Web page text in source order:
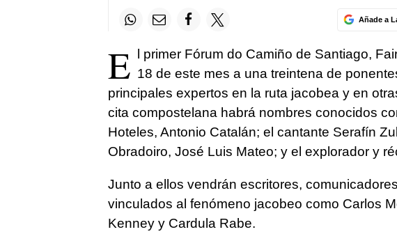
Añade a
E l primer Fórum do Camiño de Santiago,
18 de este mes a una treintena de
principales expertos en la ruta jacobea y en
cita compostelana habrá nombres conocidos
Hoteles, Antonio Catalán; el cantante Serafín
Obradoiro, José Luis Mateo; y el explorador y
Junto a ellos vendrán escritores,
vinculados al fenómeno jacobeo como Carlos
Kenney y Cardula Rabe.